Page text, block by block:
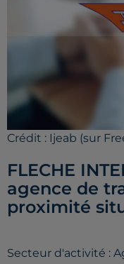
Crédit : Ijeab (sur
FLECHE
agence de
proximité
Secteur d'activité :